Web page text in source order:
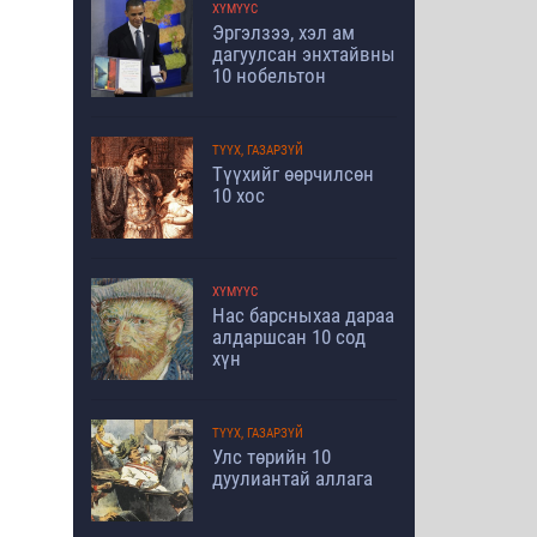
ХҮМҮҮС
Эргэлзээ, хэл ам
дагуулсан энхтайвны
10 нобельтон
ТҮҮХ, ГАЗАРЗҮЙ
Түүхийг өөрчилсөн
10 хос
ХҮМҮҮС
Нас барсныхаа дараа
алдаршсан 10 сод
хүн
ТҮҮХ, ГАЗАРЗҮЙ
Улс төрийн 10
дуулиантай аллага